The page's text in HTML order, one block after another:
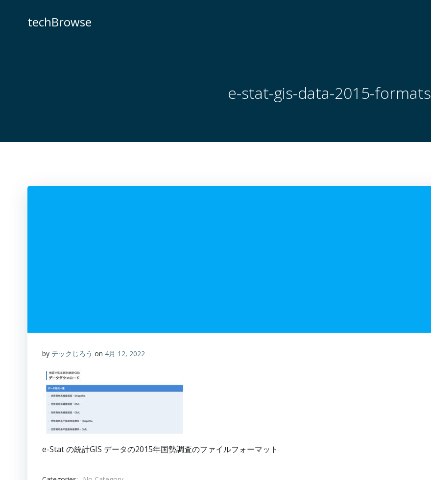
techBrowse
e-stat-gis-data-2015-formats
by テックじろう on 4月 12, 2022
e-Stat の統計GIS データの2015年国勢調査のファイルフォーマット